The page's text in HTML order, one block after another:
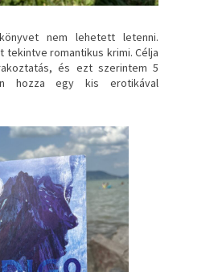
nem lehetett letenni.
tekintve romantikus krimi. Célja
és ezt szerintem 5
hozza egy kis erotikával